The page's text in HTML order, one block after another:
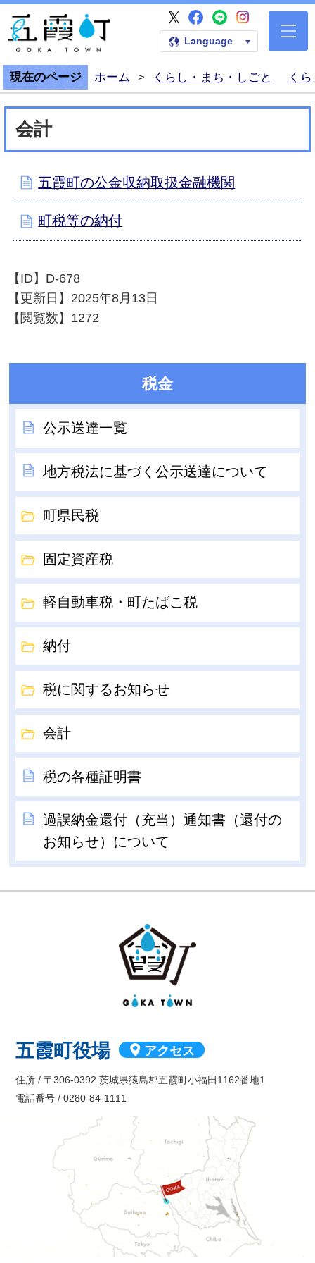
五霞町公式ホームペー
五霞町公式X
五霞町公式
五霞町公式
五霞町
Language
現在のページ ホーム > くらし・まち・しごと く
会計
五霞町の公金収納取扱金融機関
町税等の納付
【ID】 D-678
【更新日】 2025年8月13日
【閲覧数】 1272
税金
公示送達一覧
地方税法に基づく公示送達について
町県民税
固定資産税
軽自動車税・町たばこ税
納付
税に関するお知らせ
会計
税の各種証明書
過誤納金還付（充当）通知書（還付の
お知らせ）について
五霞町役場 アクセス
住所 / 〒306-0392 茨城県猿島郡五霞町小福田1162番地1
電話番号 / 0280-84-1111